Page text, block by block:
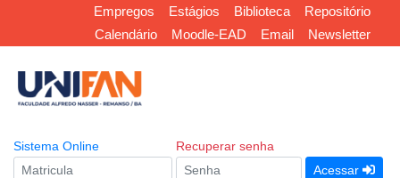
Empregos Estágios Biblioteca
Repositório
Calendário
Moodle-EAD Email Newsletter
Sistema Online
Recuperar senha
Acessar